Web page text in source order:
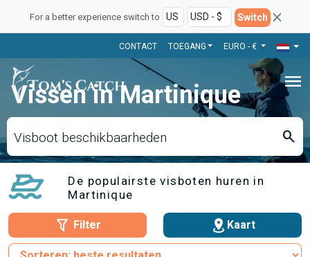
For a better experience switch to Switch
CONTACT TOEGANG EURO - €
menu
Vissen in Martinique
Visboot beschikbaarheden search
De populairste visboten huren in
Martinique
Filter Kaart